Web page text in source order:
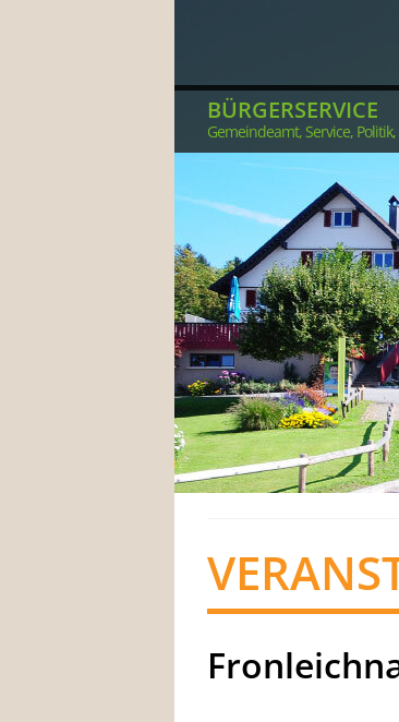
BÜRGERSERVICE
Gemeindeamt, Service, Politik,